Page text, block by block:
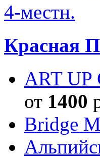
Красная
ART UP
от 1400
Bridge